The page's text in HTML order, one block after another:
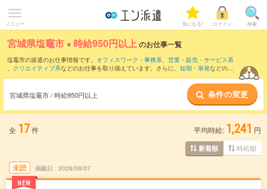
メニュー 気になる! ログイン 検索
宮城県塩竈市 × 時給950円以上のお仕事一覧
塩竈市の派遣のお仕事情報です。 オフィスワーク・事務系、 営業・販売・サービス系
、 クリエイティブ系などのお仕事を取り揃えています。さらに、 短期 ・ 単発などの期
時給1050円以上 ・1800円以上の求人はこちら
当サイトでは法令を遵守し、最低賃金以上の求人のみを掲載しています。
宮城県塩竈市 / 時給950円以上 条件の変更
全 17件 平均時給: 1,241 円
新着順 時給順
未読
NEW
掲載日 2026/08/07